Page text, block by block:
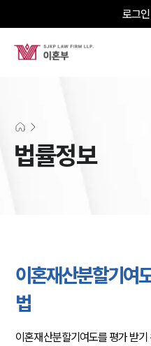
로그인
법률정보
이혼재산분할기여
법
이혼재산분할기여도를 평가 받